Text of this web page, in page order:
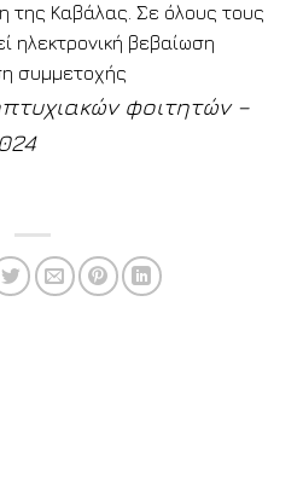
της Καβάλας. Σε όλους τους
ηλεκτρονική βεβαίωση
συμμετοχής
φοιτητών –